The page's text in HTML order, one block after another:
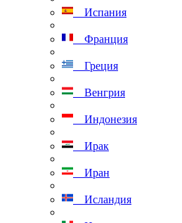
Испания
Франция
Греция
Венгрия
Индонезия
Ирак
Иран
Исландия